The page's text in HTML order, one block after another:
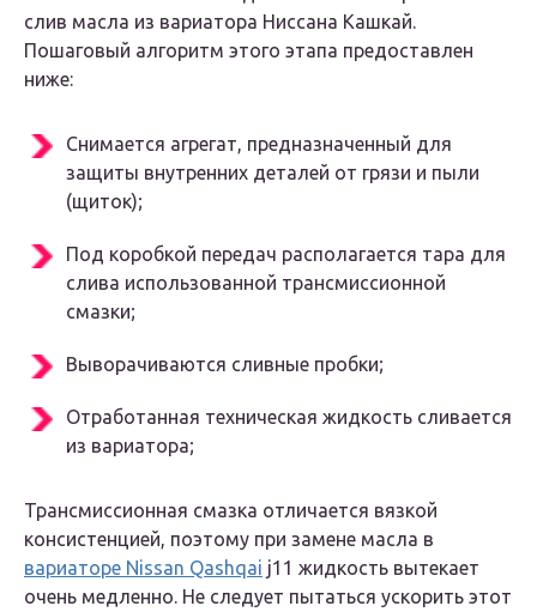
слив масла из вариатора Ниссана Кашкай.
Пошаговый алгоритм этого этапа предоставлен
ниже:
Снимается агрегат, предназначенный для
защиты внутренних деталей от грязи и пыли
(щиток);
Под коробкой передач располагается тара для
слива использованной трансмиссионной
смазки;
Выворачиваются сливные пробки;
Отработанная техническая жидкость сливается
из вариатора;
Трансмиссионная смазка отличается вязкой
консистенцией, поэтому при замене масла в
вариаторе Nissan Qashqai j11 жидкость вытекает
очень медленно. Не следует пытаться ускорить этот